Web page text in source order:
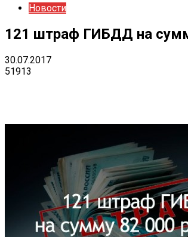
Новости
121 штраф ГИБДД на
30.07.2017
51913